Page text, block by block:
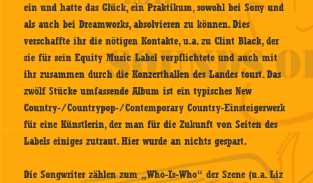
ein und hatte das Glück, ein Praktikum, sowohl bei Sony und
als auch bei Dreamworks, absolvieren zu können. Dies
verschaffte ihr die nötigen Kontakte, u.a. zu Clint Black, der
sie für sein Equity Music Label verpflichtete und auch mit
ihr zusammen durch die Konzerthallen des Landes tourt. Das
zwölf Stücke umfassende Album ist ein typisches New
Country-/Countrypop-/Contemporary Country-Einsteigerwerk
für eine Künstlerin, der man für die Zukunft von Seiten des
Labels einiges zutraut. Hier wurde an nichts gespart.
Die Songwriter zählen zum „Who-Is-Who“ der Szene (u.a. Liz